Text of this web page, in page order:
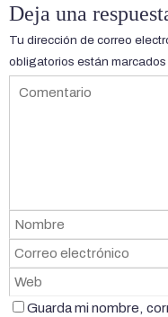
Deja una
Tu dirección de correo
obligatorios están marcados
Guarda mi nombre,